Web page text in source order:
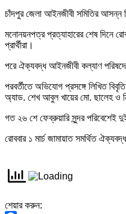
চাঁদপুর জেলা আইনজীবী সমিতির আসন্ন
মনোনয়নপত্র প্রত্যাহারের শেষ দিনে
প্রার্থীরা।
পরে ঐক্যবদ্ধ আইনজীবী কল্যাণ
পরবর্তীতে অভিযোগ প্রসঙ্গে লিখিত
অ্যাড. শেখ আবুল খায়ের মো. ছালেহ ও
গত ২৬ শে ফেব্রুয়ারি সুন্দর পরিবেশেই
রোববার ১ মার্চ জামায়াত সমর্থিত
শেয়ার করুন: